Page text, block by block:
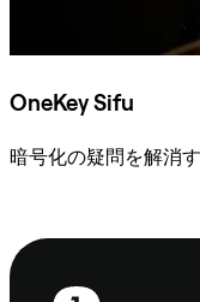
OneKey Sifu
暗号化の疑問を解消
フ